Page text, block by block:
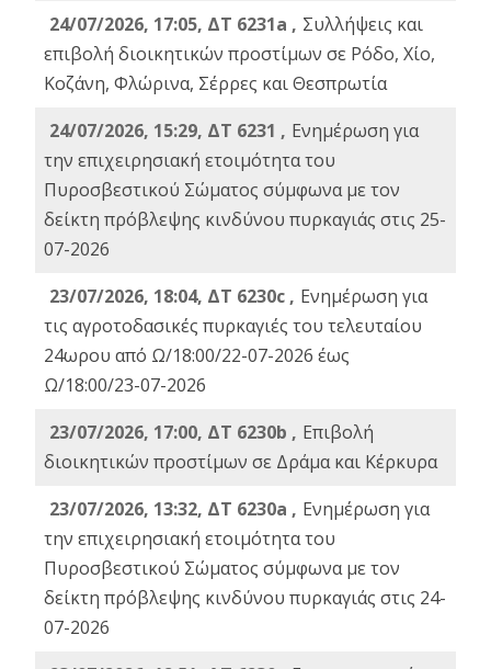
24/07/2026, 17:05, ΔΤ 6231a , Συλλήψεις και
επιβολή διοικητικών προστίμων σε Ρόδο, Χίο,
Κοζάνη, Φλώρινα, Σέρρες και Θεσπρωτία
24/07/2026, 15:29, ΔΤ 6231 , Ενημέρωση για
την επιχειρησιακή ετοιμότητα του
Πυροσβεστικού Σώματος σύμφωνα με τον
δείκτη πρόβλεψης κινδύνου πυρκαγιάς στις 25-
07-2026
23/07/2026, 18:04, ΔΤ 6230c , Ενημέρωση για
τις αγροτοδασικές πυρκαγιές του τελευταίου
24ωρου από Ω/18:00/22-07-2026 έως
Ω/18:00/23-07-2026
23/07/2026, 17:00, ΔΤ 6230b , Επιβολή
διοικητικών προστίμων σε Δράμα και Κέρκυρα
23/07/2026, 13:32, ΔΤ 6230a , Ενημέρωση για
την επιχειρησιακή ετοιμότητα του
Πυροσβεστικού Σώματος σύμφωνα με τον
δείκτη πρόβλεψης κινδύνου πυρκαγιάς στις 24-
07-2026